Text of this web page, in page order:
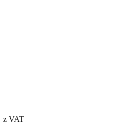
z VAT